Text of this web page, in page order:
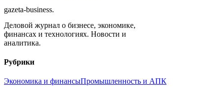
gazeta-business.
Деловой журнал о бизнесе, экономике,
финансах и технологиях. Новости и
аналитика.
Рубрики
Экономика и финансыПромышленность и АПК